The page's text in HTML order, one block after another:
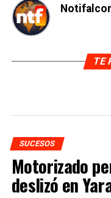
TE
SUCESOS
Motorizado
deslizó en